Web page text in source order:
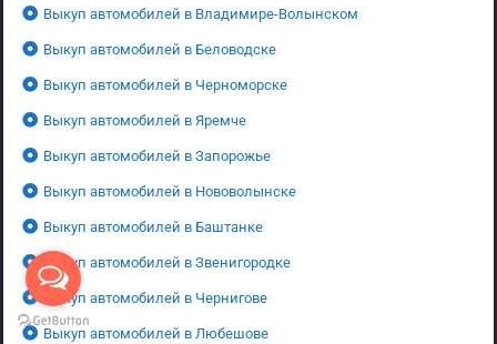
Выкуп автомобилей в Владимире-Волынском
Выкуп автомобилей в Беловодске
Выкуп автомобилей в Черноморске
Выкуп автомобилей в Яремче
Выкуп автомобилей в Запорожье
Выкуп автомобилей в Нововолынске
Выкуп автомобилей в Баштанке
Выкуп автомобилей в Звенигородке
Выкуп автомобилей в Чернигове
Выкуп автомобилей в Любешове